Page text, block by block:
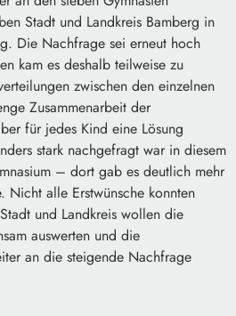
Stadt und Landkreis Bamberg in
Die Nachfrage sei erneut hoch
kam es deshalb teilweise zu
zwischen den einzelnen
Zusammenarbeit der
für jedes Kind eine Lösung
stark nachgefragt war in diesem
– dort gab es deutlich mehr
Nicht alle Erstwünsche konnten
und Landkreis wollen die
auswerten und die
an die steigende Nachfrage